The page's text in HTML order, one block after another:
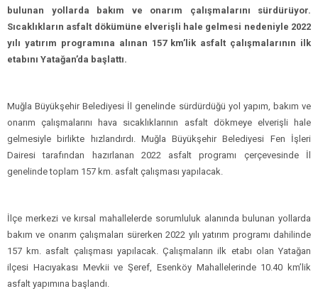
bulunan yollarda bakım ve onarım çalışmalarını sürdürüyor.
Sıcaklıkların asfalt dökümüne elverişli hale gelmesi nedeniyle 2022
yılı yatırım programına alınan 157 km’lik asfalt çalışmalarının ilk
etabını Yatağan’da başlattı.
Muğla Büyükşehir Belediyesi İl genelinde sürdürdüğü yol yapım, bakım ve
onarım çalışmalarını hava sıcaklıklarının asfalt dökmeye elverişli hale
gelmesiyle birlikte hızlandırdı. Muğla Büyükşehir Belediyesi Fen İşleri
Dairesi tarafından hazırlanan 2022 asfalt programı çerçevesinde İl
genelinde toplam 157 km. asfalt çalışması yapılacak.
İlçe merkezi ve kırsal mahallelerde sorumluluk alanında bulunan yollarda
bakım ve onarım çalışmaları sürerken 2022 yılı yatırım programı dahilinde
157 km. asfalt çalışması yapılacak. Çalışmaların ilk etabı olan Yatağan
ilçesi Hacıyakası Mevkii ve Şeref, Esenköy Mahallelerinde 10.40 km’lik
asfalt yapımına başlandı.